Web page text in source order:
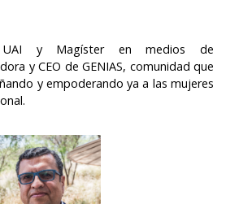
UAI y Magíster en medios de
y CEO de GENIAS, comunidad que
y empoderando ya a las mujeres